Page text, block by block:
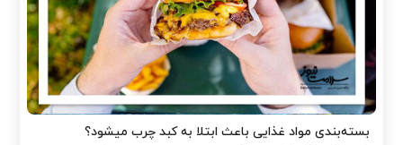
بسته‌بندی مواد غذایی باعث ابتلا به کبد چرب میشود؟